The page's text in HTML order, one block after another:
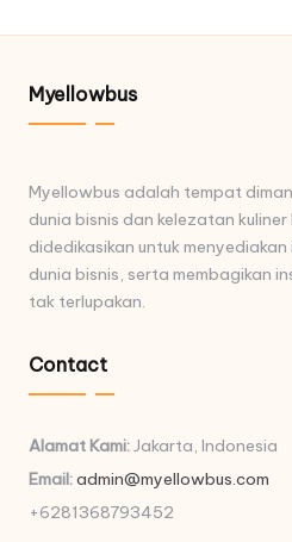
Myellowbus
Myellowbus adalah tempat
dunia bisnis dan kelezatan kuliner
didedikasikan untuk
dunia bisnis, serta membagikan
tak terlupakan.
Contact
Alamat Kami:Jakarta, Indonesia
Email:admin@myellowbus.com
+6281368793452